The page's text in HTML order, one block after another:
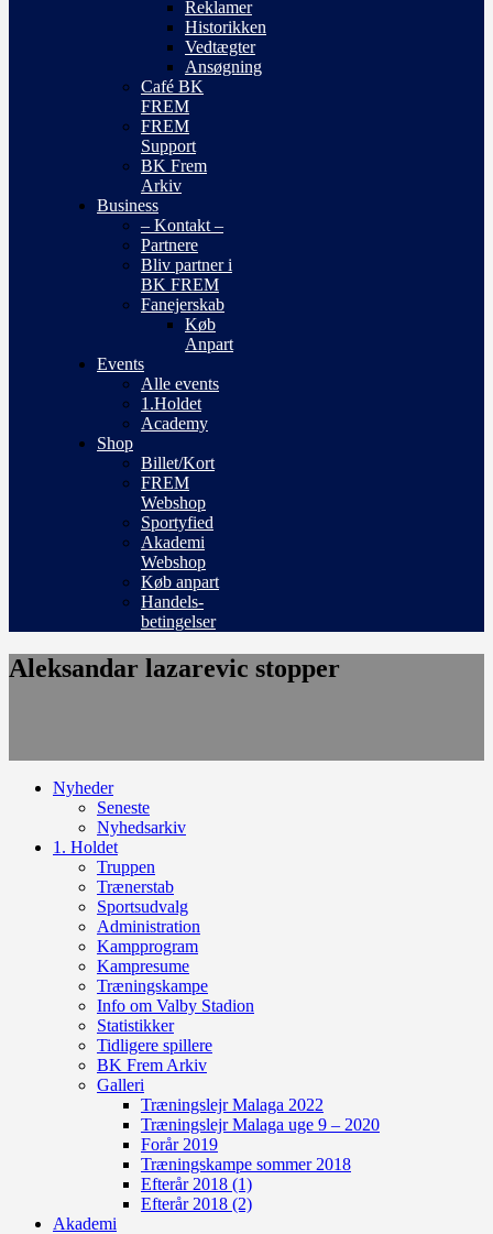
Reklamer
Historikken
Vedtægter
Ansøgning
Café BK
FREM
FREM
Support
BK Frem
Arkiv
Business
– Kontakt –
Partnere
Bliv partner i
BK FREM
Fanejerskab
Køb
Anpart
Events
Alle events
1.Holdet
Academy
Shop
Billet/Kort
FREM
Webshop
Sportyfied
Akademi
Webshop
Køb anpart
Handels-
betingelser
Aleksandar lazarevic stopper
Nyheder
Seneste
Nyhedsarkiv
1. Holdet
Truppen
Trænerstab
Sportsudvalg
Administration
Kampprogram
Kampresume
Træningskampe
Info om Valby Stadion
Statistikker
Tidligere spillere
BK Frem Arkiv
Galleri
Træningslejr Malaga 2022
Træningslejr Malaga uge 9 – 2020
Forår 2019
Træningskampe sommer 2018
Efterår 2018 (1)
Efterår 2018 (2)
Akademi